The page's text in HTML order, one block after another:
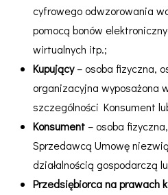
cyfrowego odwzorowania
pomocą bonów
wirtualnych itp.;
Kupujący– osoba fizyczna,
organizacyjna wyposażona
szczególności Konsument
Konsument– osoba
Sprzedawcą Umowę
działalnością gospodarczą
Przedsiębiorca na prawach